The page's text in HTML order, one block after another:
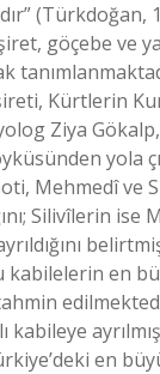
(Türkdoğan,
göçebe ve
Kürtlerin
Ziya Gökalp,
yola
Mehmedî ve
Silivîlerin ise
kabilelerin en
en